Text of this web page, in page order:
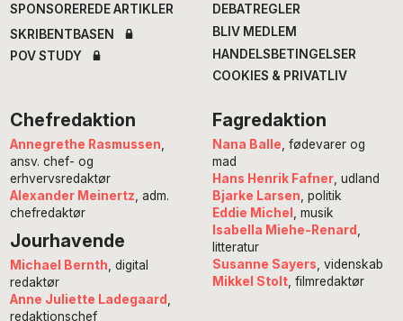
SPONSOREREDE ARTIKLER
SKRIBENTBASEN
POV STUDY
DEBATREGLER
BLIV MEDLEM
HANDELSBETINGELSER
COOKIES & PRIVATLIV
Chefredaktion
Annegrethe Rasmussen
ansv. chef- og
erhvervsredaktør
Alexander Meinertz , adm.
chefredaktør
Jourhavende
Michael Bernth , digital
redaktør
Anne Juliette Ladegaard
redaktionschef
Fagredaktion
Nana Balle , fødevarer og
mad
Hans Henrik Fafner, udland
Bjarke Larsen , politik
Eddie Michel
, musik
Isabella Miehe-Renard
litteratur
Susanne Sayers , videnskab
Mikkel Stolt, filmredaktør